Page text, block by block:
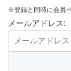
※登録と同時に会員
メールアドレス: